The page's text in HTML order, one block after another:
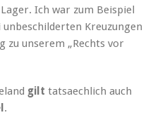
Ich war zum Beispiel
Kreuzungen
zu unserem „Rechts vor
gilt tatsaechlich auch
.